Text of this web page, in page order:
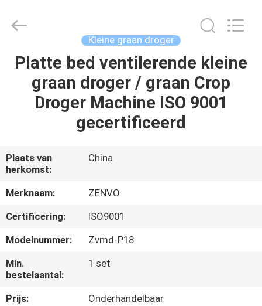
HUIS
PRODUCTEN
ONGEVEER
ONS
FABRIEKSREIS
KWALITEITSCONTROLE
CONTACTEER
ONS
Reserved.
Kleine graan droger
Platte bed ventilerende kleine
graan droger / graan Crop
Droger Machine ISO 9001
gecertificeerd
Plaats van
herkomst:
China
Merknaam:
ZENVO
Certificering:
ISO9001
Modelnummer:
Zvmd-P18
Min.
bestelaantal:
1 set
Prijs:
Onderhandelbaar